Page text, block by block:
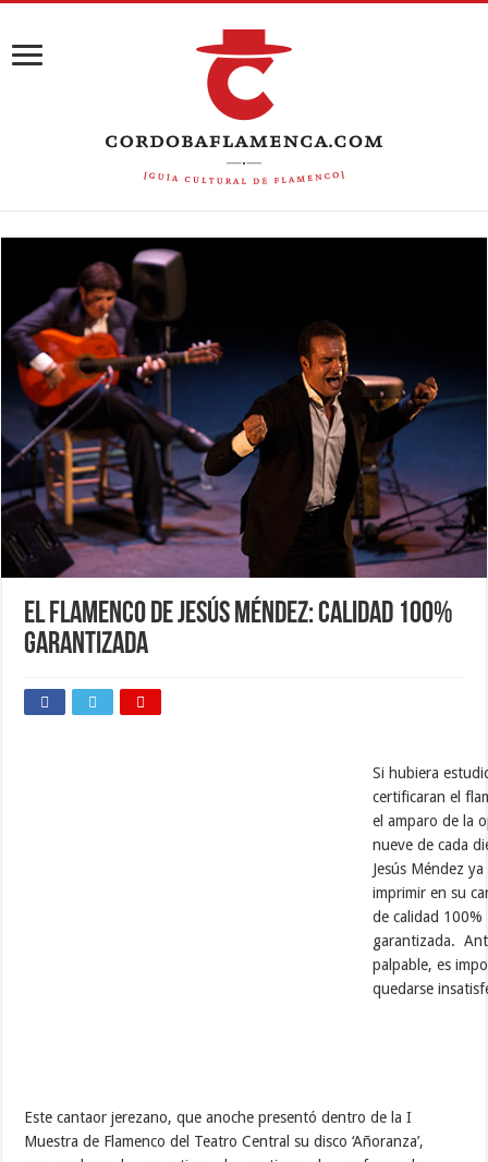
El flamenco de Jesús Méndez: calidad 100%
garantizada
Si hubiera
certificaran el
el amparo de la
nueve de cada
Jesús Méndez
imprimir en su
de calidad 100%
garantizada.
palpable, es
quedarse
Este cantaor jerezano, que anoche presentó dentro de la I
Muestra de Flamenco del Teatro Central su disco ‘Añoranza’,